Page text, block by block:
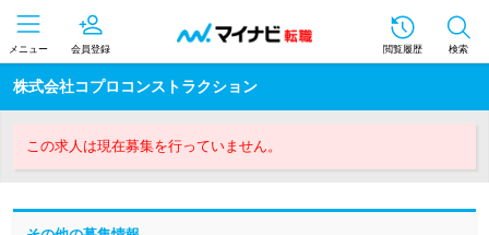
メニュー 会員登録 閲覧履歴 検索
株式会社コプロコンストラクション
この求人は現在募集を行っていません。